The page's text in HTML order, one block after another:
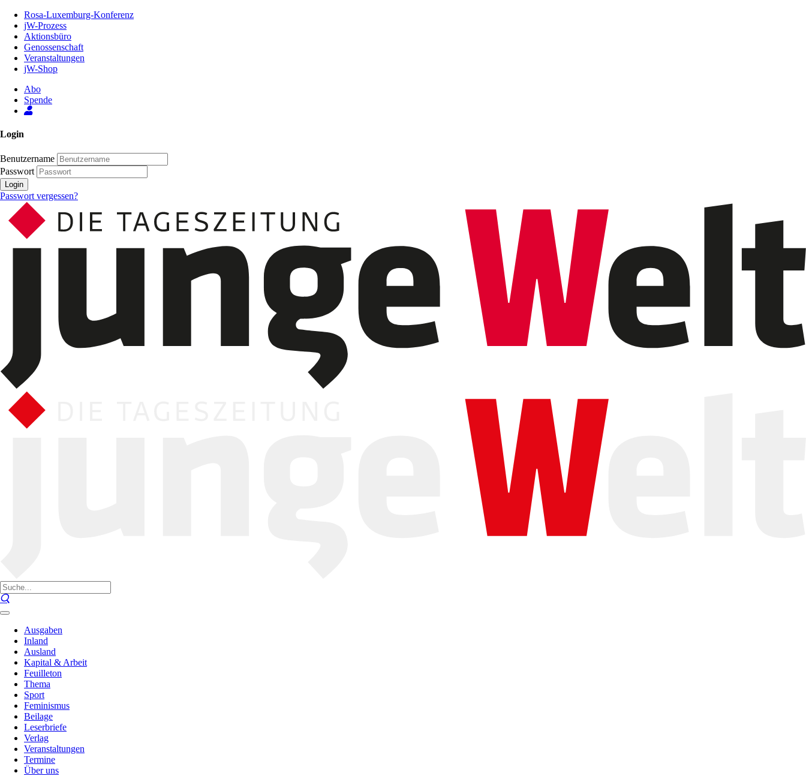
Inhalt
Seite
Rosa-Luxemburg-Konferenz
jW-Prozess
Aktionsbüro
Genossenschaft
Veranstaltungen
jW-Shop
Abo
Spende
Login
Benutzername
Passwort
Login
Passwort vergessen?
Ausgaben
Inland
Ausland
Kapital & Arbeit
Feuilleton
Thema
Sport
Feminismus
Beilage
Leserbriefe
Verlag
Veranstaltungen
Termine
Über uns